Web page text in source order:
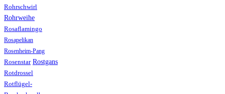
Rohrschwirl
Rohrweihe
Rosaflamingo
Rosapelikan
Rosenheim-Pang
Rosenstar Rostgans
Rotdrossel
Rotflügel-